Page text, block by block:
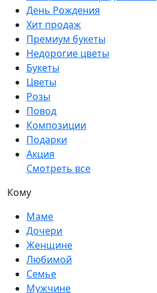
День Рождения
Хит продаж
Премиум букеты
Недорогие цветы
Букеты
Цветы
Розы
Повод
Композиции
Подарки
Акция
Смотреть все
Кому
Маме
Дочери
Женщине
Любимой
Семье
Мужчине